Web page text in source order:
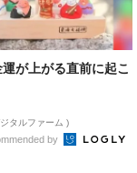
運が上がる直前に起こ
タルファーム )
by